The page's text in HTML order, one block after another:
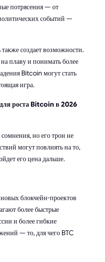
потрясения — от
событий —
создает возможности.
плаву и понимать более
Bitcoin могут стать
игра.
роста Bitcoin в 2026
но его трон не
могут повлиять на то,
его цена дальше.
блокчейн-проектов
более быстрые
и более гибкие
— то, для чего BTC